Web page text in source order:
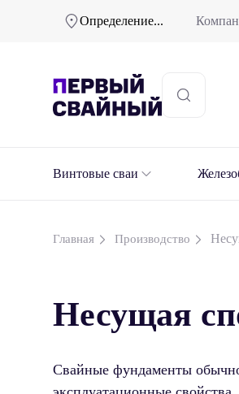
Определение...
Винтовые сваи
Главная Производство
Несущая
Свайные фундаменты обычно